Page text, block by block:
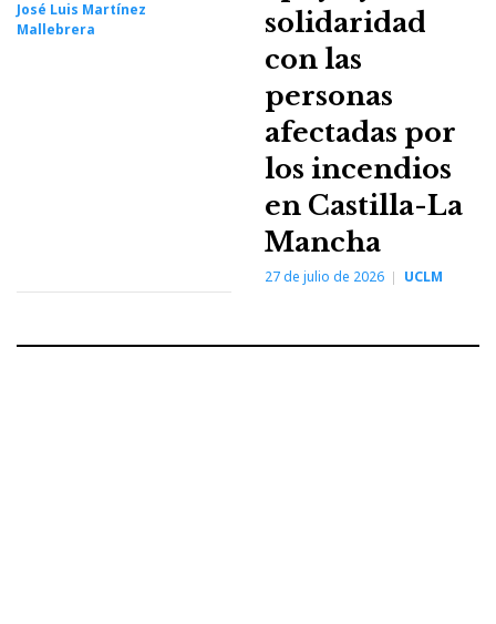
José Luis Martínez
Mallebrera
solidaridad
con las
personas
afectadas por
los incendios
en Castilla-La
Mancha
27 de julio de 2026 UCLM